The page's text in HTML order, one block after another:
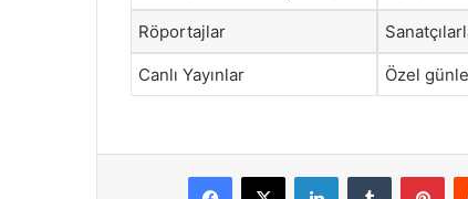
Röportajlar
Canlı Yayınlar Özel
Facebook
X LinkedInTumblr